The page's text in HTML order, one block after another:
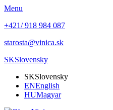
Menu
+421/ 918 984 087
starosta@vinica.sk
SKSlovensky
SKSlovensky
ENEnglish
HUMagyar